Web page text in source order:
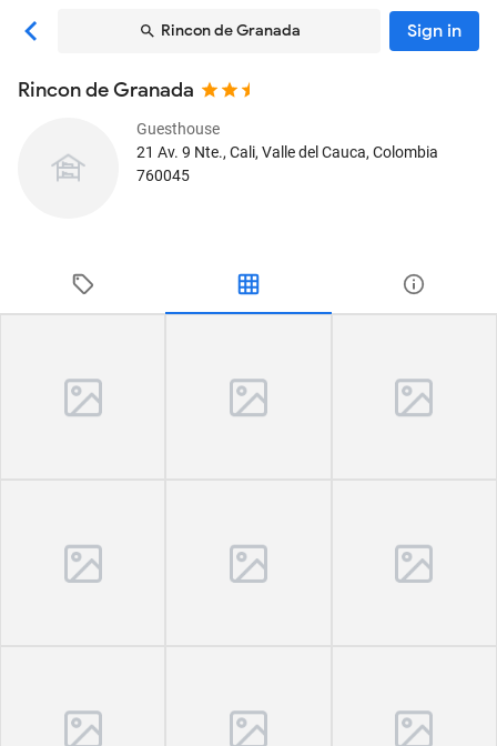
Rincon de Granada Sign in
Rincon de Granada
Guesthouse
21 Av. 9 Nte., Cali, Valle del Cauca, Colombia
760045